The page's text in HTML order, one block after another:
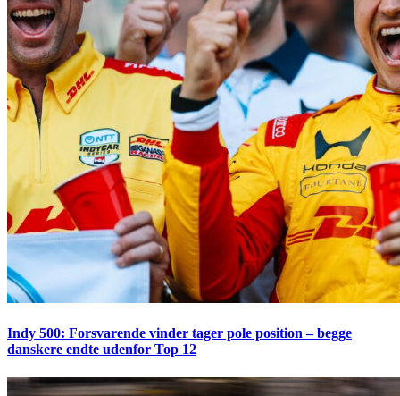
Indy 500: Forsvarende vinder tager pole position – begge
danskere endte udenfor Top 12